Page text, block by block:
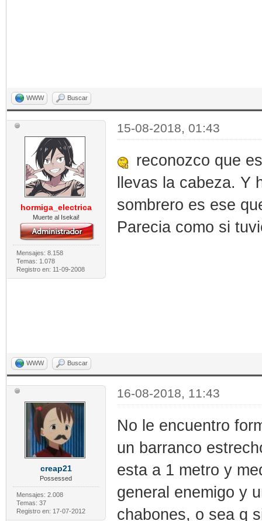
WWW Buscar
hormiga_electrica
Muerte al Isekai!
Mensajes: 8.158
Temas: 1.078
Registro en: 11-09-2008
15-08-2018, 01:43
reconozco que
llevas la cabeza. Y
sombrero es ese
Parecia como si
WWW Buscar
creap21
Possessed
Mensajes: 2.008
Temas: 37
Registro en: 17-07-2012
16-08-2018, 11:43
No le encuentro
un barranco
esta a 1 metro y
general enemigo y
chabones, o sea q